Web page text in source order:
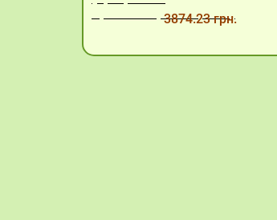
3874.23 грн.